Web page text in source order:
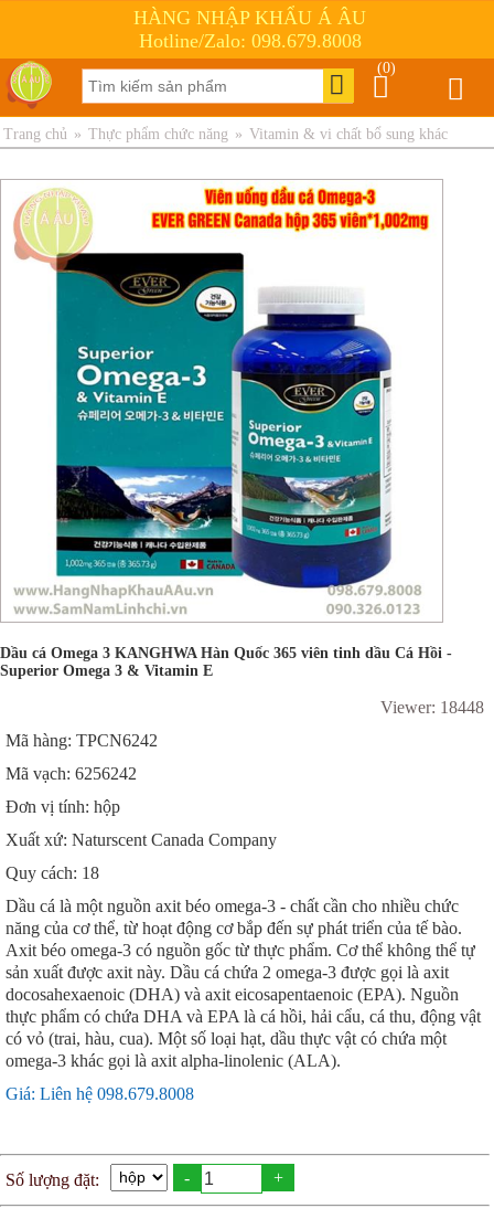
HÀNG NHẬP KHẨU Á ÂU
Hotline/Zalo: 098.679.8008
(0)
Trang chủ » Thực phẩm chức năng » Vitamin & vi chất bổ sung khác
Dầu cá Omega 3 KANGHWA Hàn Quốc 365 viên tinh dầu Cá Hồi -
Superior Omega 3 & Vitamin E
Viewer: 18448
Mã hàng: TPCN6242
Mã vạch: 6256242
Đơn vị tính: hộp
Xuất xứ: Naturscent Canada Company
Quy cách: 18
Dầu cá là một nguồn axit béo omega-3 - chất cần cho nhiều chức
năng của cơ thể, từ hoạt động cơ bắp đến sự phát triển của tế bào.
Axit béo omega-3 có nguồn gốc từ thực phẩm. Cơ thể không thể tự
sản xuất được axit này. Dầu cá chứa 2 omega-3 được gọi là axit
docosahexaenoic (DHA) và axit eicosapentaenoic (EPA). Nguồn
thực phẩm có chứa DHA và EPA là cá hồi, hải cẩu, cá thu, động vật
có vỏ (trai, hàu, cua). Một số loại hạt, dầu thực vật có chứa một
omega-3 khác gọi là axit alpha-linolenic (ALA).
Giá: Liên hệ 098.679.8008
Số lượng đặt: - +